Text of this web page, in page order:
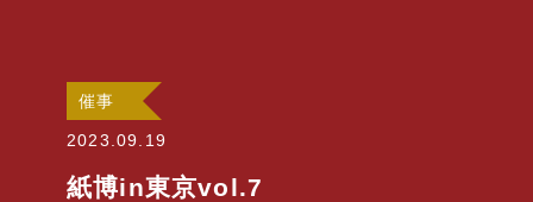
催事
2023.09.19
紙博in東京vol.7